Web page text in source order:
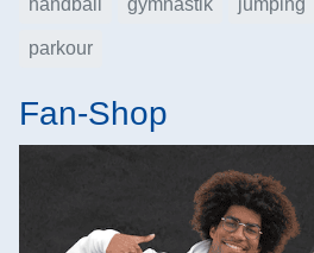
parkour
Fan-Shop